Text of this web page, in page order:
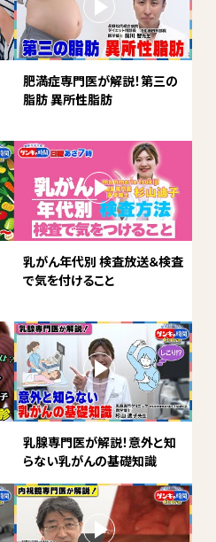
肥満症専門医が解説！第三の
脂肪 異所性脂肪
乳がん年代別 検査放送＆検査
で気を付けること
乳腺専門医が解説！意外と知
らない乳がんの基礎知識